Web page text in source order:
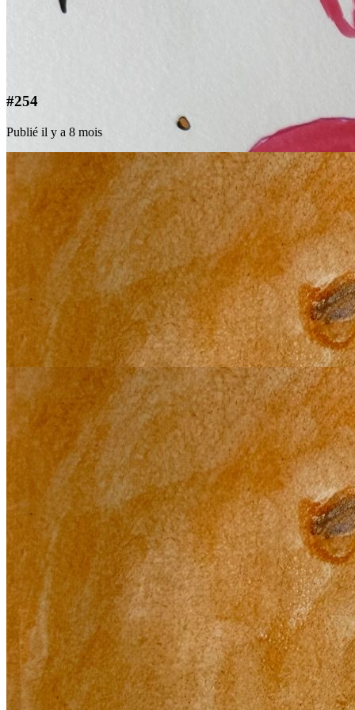
#254
Publié il y a 8 mois